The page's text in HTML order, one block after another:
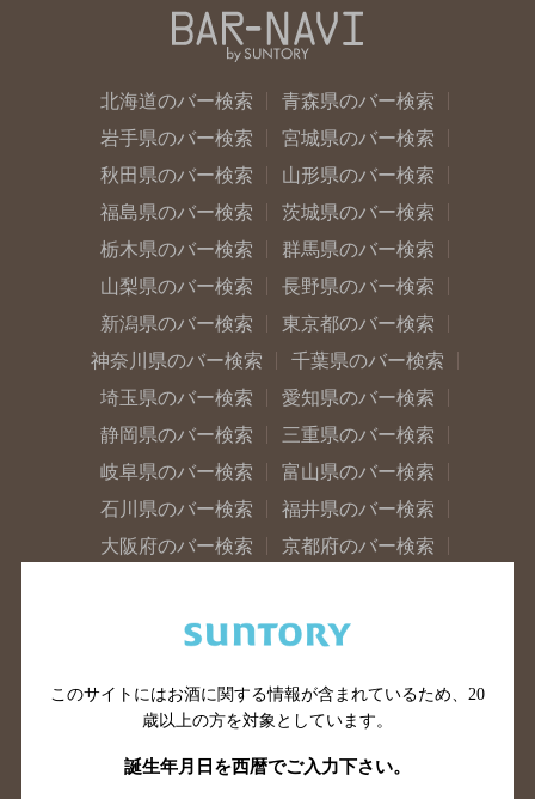
北海道のバー検索
青森県のバー検索
岩手県のバー検索
宮城県のバー検索
秋田県のバー検索
山形県のバー検索
福島県のバー検索
茨城県のバー検索
栃木県のバー検索
群馬県のバー検索
山梨県のバー検索
長野県のバー検索
新潟県のバー検索
東京都のバー検索
神奈川県のバー検索
千葉県のバー検索
埼玉県のバー検索
愛知県のバー検索
静岡県のバー検索
三重県のバー検索
岐阜県のバー検索
富山県のバー検索
石川県のバー検索
福井県のバー検索
大阪府のバー検索
京都府のバー検索
滋賀県のバー検索
和歌山県のバー検索
山口県のバー検索
鳥取県のバー検索
島根県のバー検索
徳島県のバー検索
香川県のバー検索
愛媛県のバー検索
このサイトにはお酒に関する情報が含まれているため、 20
歳以上の方を対象としています。
誕生年月日を西暦でご入力下さい。